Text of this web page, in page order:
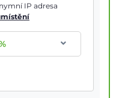
IP adresa